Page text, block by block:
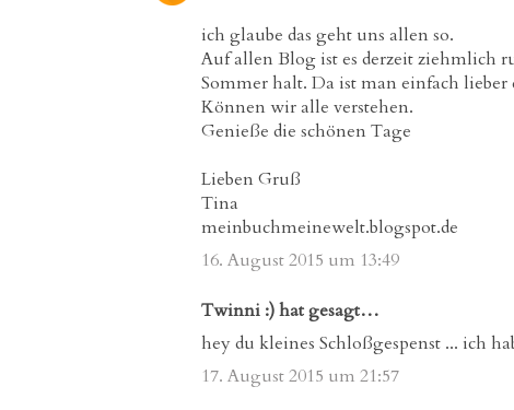
ich glaube das geht uns allen so.
Auf allen Blog ist es derzeit ziehmlich
Sommer halt. Da ist man einfach lieber
Können wir alle verstehen.
Genieße die schönen Tage
Lieben Gruß
Tina
meinbuchmeinewelt.blogspot.de
16. August 2015 um 13:49
Twinni :) hat gesagt…
hey du kleines Schloßgespenst ... ich
17. August 2015 um 21:57